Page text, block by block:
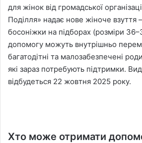
для жінок від громадської
Поділля» надає нове жіноче взуття
босоніжки на підборах (розміри
допомогу можуть внутрішньо
багатодітні та малозабезпечені
які зараз потребують підтримки.
відбудеться 22 жовтня 2025 року.
Хто може отримати